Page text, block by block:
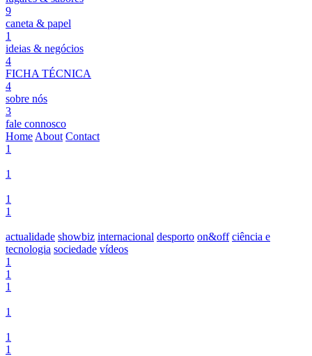
9
caneta & papel
1
ideias & negócios
4
FICHA TÉCNICA
4
sobre nós
3
fale connosco
Home About Contact
1
1
1
1
actualidade showbiz internacional desporto on&off ciência e
tecnologia sociedade vídeos
1
1
1
1
1
1